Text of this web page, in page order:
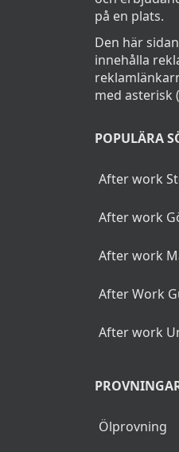
på en plats.
Den här
innehålla
med asterisk
POPULÄRA
After work
After work
After work
After Work
After work
Ölprovning